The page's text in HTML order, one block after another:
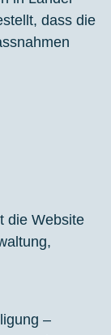
dass die
die Website
–